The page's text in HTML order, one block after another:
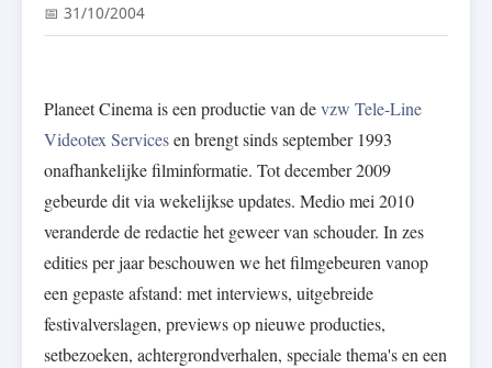
📅 31/10/2004
Planeet Cinema is een productie van devzw Tele-Line
Videotex Servicesen brengt sinds september 1993
onafhankelijke filminformatie. Tot december 2009
gebeurde dit via wekelijkse updates. Medio mei 2010
veranderde de redactie het geweer van schouder. In zes
edities per jaar beschouwen we het filmgebeuren vanop
een gepaste afstand: met interviews, uitgebreide
festivalverslagen, previews op nieuwe producties,
setbezoeken, achtergrondverhalen, speciale thema's en een